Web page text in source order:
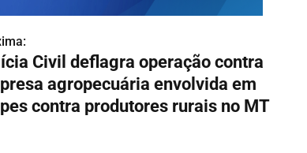
Civil deflagra operação contra
agropecuária envolvida em
contra produtores rurais no MT